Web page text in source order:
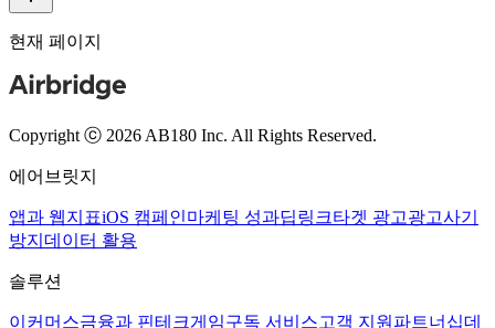
현재 페이지
Copyright ⓒ 2026 AB180 Inc. All Rights Reserved.
에어브릿지
앱과 웹지표iOS 캠페인마케팅 성과딥링크타겟 광고광고사기
방지 데이터 활용
솔루션
이커머스금융과 핀테크게임구독 서비스고객 지원 파트너십데